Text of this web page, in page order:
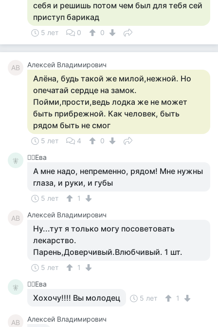
себя и решишь потом чем был для тебя сей
приступ барикад
5 лет 0 0
АВ Алексей Владимирович
Алёна, будь такой же милой,нежной. Но
опечатай сердце на замок.
Пойми,прости,ведь лодка же не может
быть прибрежной. Как человек, быть
рядом быть не смог
5 лет 4 0
🧚‍ 🧚‍♀️Ева
А мне надо, непременно, рядом! Мне нужны
глаза, и руки, и губы
5 лет 1
АВ Алексей Владимирович
Ну...тут я только могу посоветовать
лекарство.
Парень,Доверчивый.Влюбчивый. 1 шт.
5 лет 1
🧚‍ 🧚‍♀️Ева
Хохочу!!!! Вы молодец 5 лет 1
АВ
Алексей Владимирович